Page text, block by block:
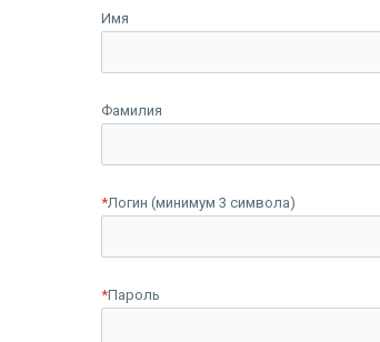
Имя
Фамилия
*Логин (минимум 3 символа)
*Пароль